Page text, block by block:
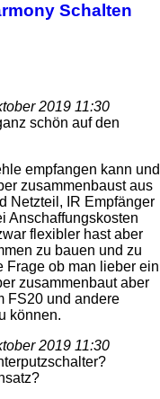
Schalten
2019 11:30
schön auf den
empfangen kann und
zusammenbaust aus
Netzteil, IR Empfänger
Anschaffungskosten
flexibler hast aber
zu bauen und zu
Frage ob man lieber ein
zusammenbaut aber
FS20 und andere
können.
2019 11:30